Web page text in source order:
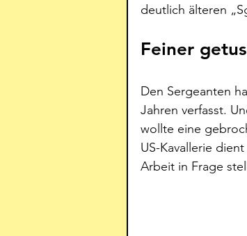
deutlich älteren
Feiner
Den Sergeanten
Jahren verfasst.
wollte eine
US-Kavallerie
Arbeit in Frage